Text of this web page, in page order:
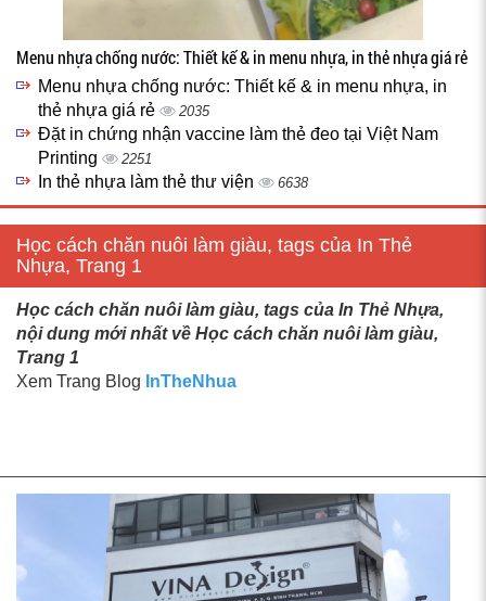
Menu nhựa chống nước: Thiết kế & in menu nhựa, in thẻ nhựa giá rẻ
Menu nhựa chống nước: Thiết kế & in menu nhựa, in
thẻ nhựa giá rẻ
2035
Đặt in chứng nhận vaccine làm thẻ đeo tại Việt Nam
Printing
2251
In thẻ nhựa làm thẻ thư viện 6638
Học cách chăn nuôi làm giàu, tags của In Thẻ
Nhựa, Trang 1
Học cách chăn nuôi làm giàu, tags của In Thẻ Nhựa,
nội dung mới nhất về Học cách chăn nuôi làm giàu,
Trang 1
Xem Trang Blog InTheNhua